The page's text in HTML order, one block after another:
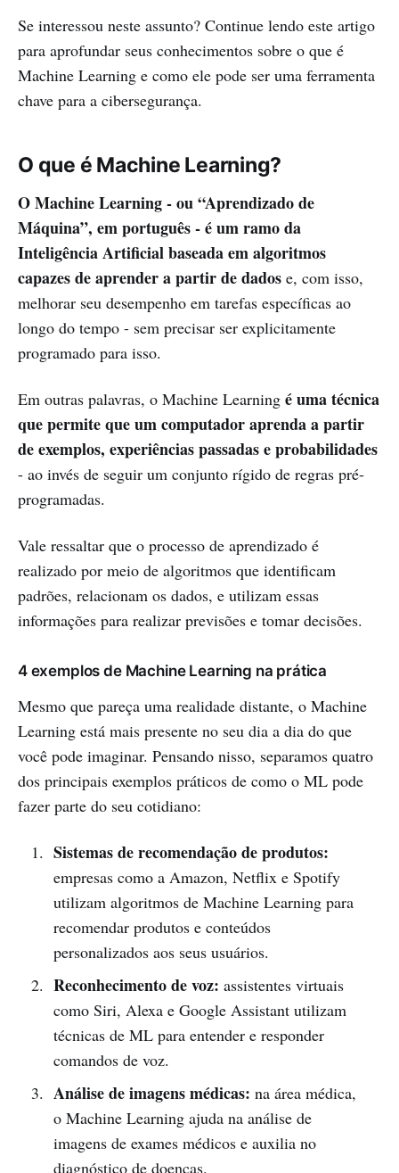
Se interessou neste assunto? Continue lendo este artigo
para aprofundar seus conhecimentos sobre o que é
Machine Learning e como ele pode ser uma ferramenta
chave para a cibersegurança.
O que é Machine Learning?
O Machine Learning - ou “Aprendizado de
Máquina”, em português - é um ramo da
Inteligência Artificial baseada em algoritmos
capazes de aprender a partir de dados e, com isso,
melhorar seu desempenho em tarefas específicas ao
longo do tempo - sem precisar ser explicitamente
programado para isso.
Em outras palavras, o Machine Learning é uma técnica
que permite que um computador aprenda a partir
de exemplos, experiências passadas e probabilidades
- ao invés de seguir um conjunto rígido de regras pré-
programadas.
Vale ressaltar que o processo de aprendizado é
realizado por meio de algoritmos que identificam
padrões, relacionam os dados, e utilizam essas
informações para realizar previsões e tomar decisões.
4 exemplos de Machine Learning na prática
Mesmo que pareça uma realidade distante, o Machine
Learning está mais presente no seu dia a dia do que
você pode imaginar. Pensando nisso, separamos quatro
dos principais exemplos práticos de como o ML pode
fazer parte do seu cotidiano:
Sistemas de recomendação de produtos:
empresas como a Amazon, Netflix e Spotify
utilizam algoritmos de Machine Learning para
recomendar produtos e conteúdos
personalizados aos seus usuários.
Reconhecimento de voz: assistentes virtuais
como Siri, Alexa e Google Assistant utilizam
técnicas de ML para entender e responder
comandos de voz.
Análise de imagens médicas: na área médica,
o Machine Learning ajuda na análise de
imagens de exames médicos e auxilia no
diagnóstico de doenças.